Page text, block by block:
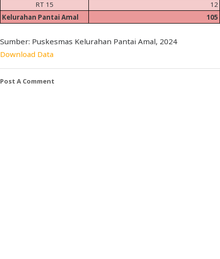
RT 15
12
Kelurahan Pantai Amal
105
Sumber: Puskesmas Kelurahan Pantai Amal, 2024
Download Data
Post A Comment